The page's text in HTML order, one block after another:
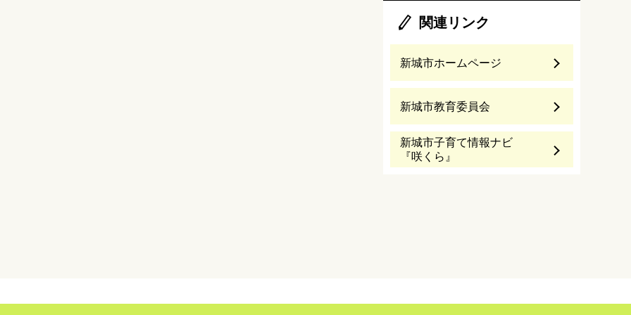
関連リンク
新城市ホームページ
新城市教育委員会
新城市子育て情報ナビ
『咲くら』